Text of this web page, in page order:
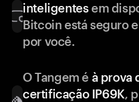
inteligentesem
Bitcoin está seguro
por você.
O Tangem é à prova
certificação IP69K,